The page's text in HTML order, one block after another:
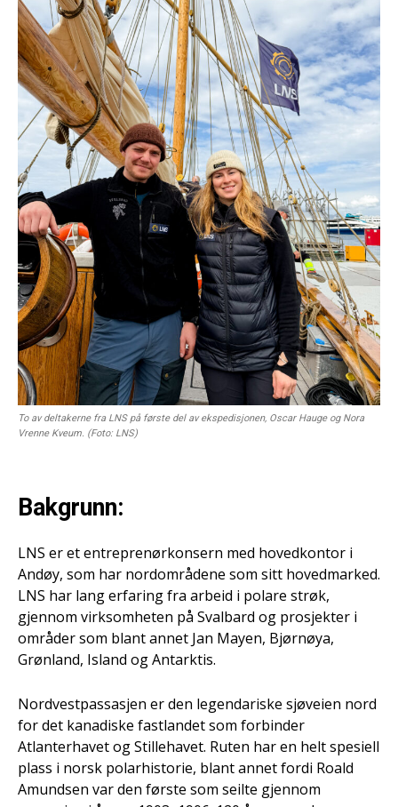
To av deltakerne fra LNS på første del av ekspedisjonen, Oscar Hauge og Nora
Vrenne Kveum. (Foto: LNS)
Bakgrunn:
LNS er et entreprenørkonsern med hovedkontor i
Andøy, som har nordområdene som sitt hovedmarked.
LNS har lang erfaring fra arbeid i polare strøk,
gjennom virksomheten på Svalbard og prosjekter i
områder som blant annet Jan Mayen, Bjørnøya,
Grønland, Island og Antarktis.
Nordvestpassasjen er den legendariske sjøveien nord
for det kanadiske fastlandet som forbinder
Atlanterhavet og Stillehavet. Ruten har en helt spesiell
plass i norsk polarhistorie, blant annet fordi Roald
Amundsen var den første som seilte gjennom